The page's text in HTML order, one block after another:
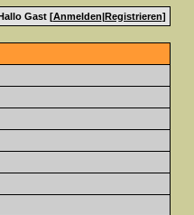
Gast [Anmelden|Registrieren]